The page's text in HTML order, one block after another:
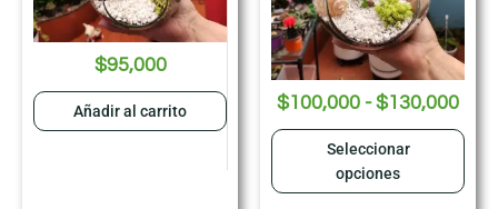
$95,000
Añadir al carrito $100,000 - $130,000
Seleccionar
opciones